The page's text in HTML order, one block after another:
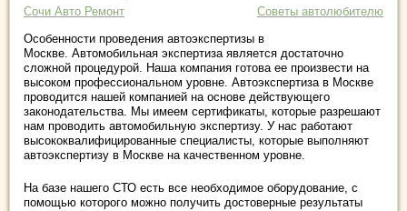
Сочи Авто Ремонт
Советы автолюбителю
Особенности проведения автоэкспертизы в
Москве. Автомобильная экспертиза является достаточно
сложной процедурой. Наша компания готова ее произвести на
высоком профессиональном уровне. Автоэкспертиза в Москве
проводится нашей компанией на основе действующего
законодательства. Мы имеем сертификаты, которые разрешают
нам проводить автомобильную экспертизу. У нас работают
высококвалифицированные специалисты, которые выполняют
автоэкспертизу в Москве на качественном уровне.
На базе нашего СТО есть все необходимое оборудование, с
помощью которого можно получить достоверные результаты